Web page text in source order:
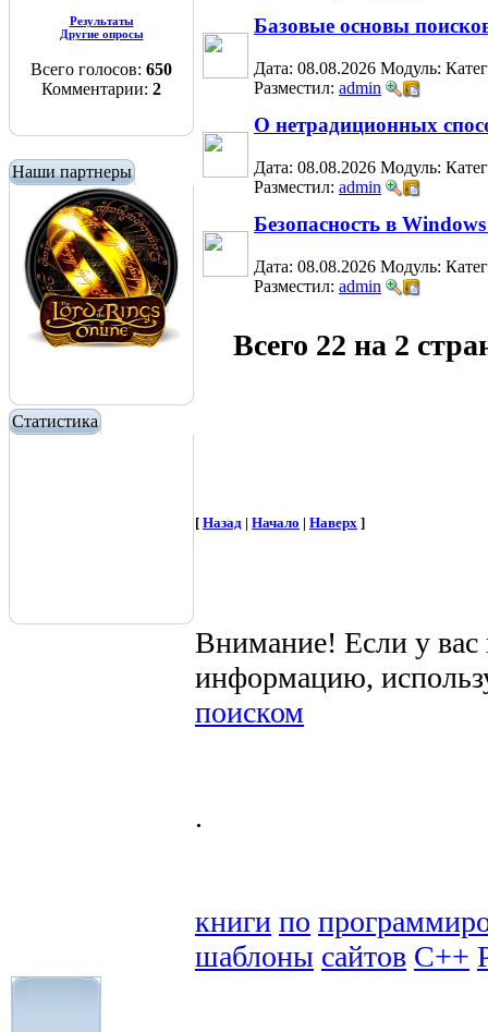
Результаты
Другие опросы
Всего голосов: 650
Комментарии: 2
Наши партнеры
Статистика
Базовые основы
Дата: 08.08.2026 Модуль:
Разместил: admin
О нетрадиционных
Дата: 08.08.2026 Модуль:
Разместил: admin
Безопасность в
Дата: 08.08.2026 Модуль:
Разместил: admin
Всего 22 на 2
[ Назад | Начало | Наверх ]
Внимание! Если у
информацию,
поиском
.
книги по
шаблоны сайтов C++